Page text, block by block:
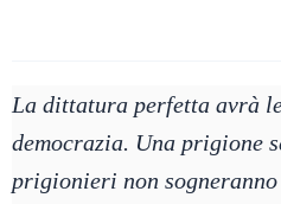
La dittatura perfetta avrà
democrazia. Una prigione
prigionieri non